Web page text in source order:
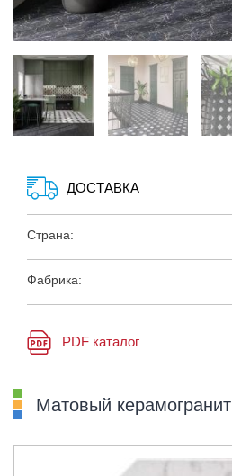
ДОСТАВКА
Страна:
Фабрика:
PDF каталог
Матовый керамогранит